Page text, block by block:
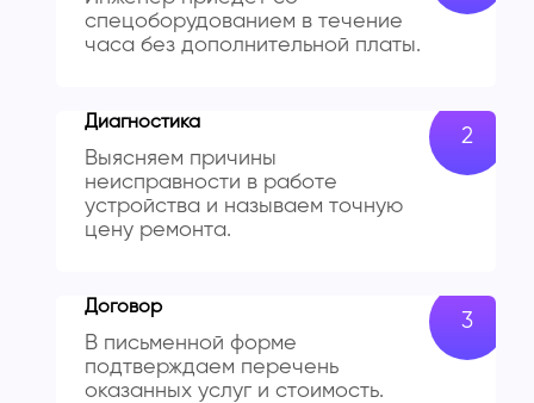
спецоборудованием в течение
часа без дополнительной платы.
Диагностика
Выясняем причины
неисправности в работе
устройства и называем точную
цену ремонта.
Договор
В письменной форме
подтверждаем перечень
оказанных услуг и стоимость.